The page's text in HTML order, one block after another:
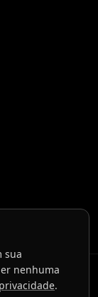
sua
nenhuma
.